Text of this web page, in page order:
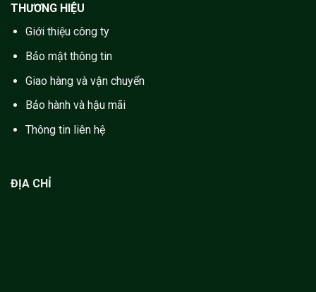
THƯƠNG HIỆU
Giới thiệu công ty
Bảo mật thông tin
Giao hàng và vận chuyển
Bảo hành và hậu mãi
Thông tin liên hệ
ĐỊA CHỈ